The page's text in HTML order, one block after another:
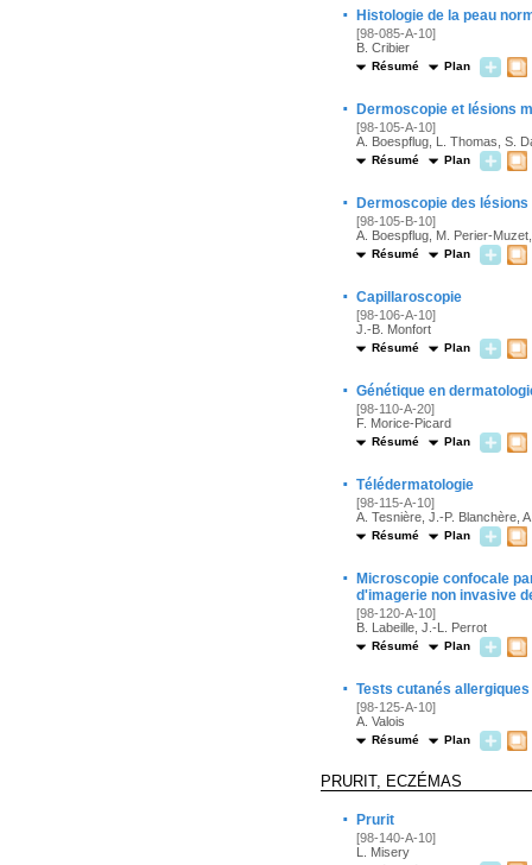
· Histologie de la peau
[98-085-A-10]
B. Cribier
Résumé Plan
· Dermoscopie et lésions
[98-105-A-10]
A. Boespflug, L. Thomas, S.
Résumé Plan
· Dermoscopie des
[98-105-B-10]
A. Boespflug, M. Perier-
Résumé Plan
· Capillaroscopie
[98-106-A-10]
J.-B. Monfort
Résumé Plan
· Génétique en
[98-110-A-20]
F. Morice-Picard
Résumé Plan
· Télédermatologie
[98-115-A-10]
A. Tesnière, J.-P. Blanchère,
Résumé Plan
·
Microscopie confocale
d'imagerie non invasive
[98-120-A-10]
B. Labeille, J.-L. Perrot
Résumé Plan
· Tests cutanés
[98-125-A-10]
A. Valois
Résumé Plan
PRURIT, ECZÉMAS
· Prurit
[98-140-A-10]
L. Misery